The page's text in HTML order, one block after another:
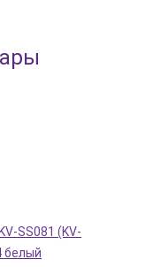
SS081 (KV-
белый